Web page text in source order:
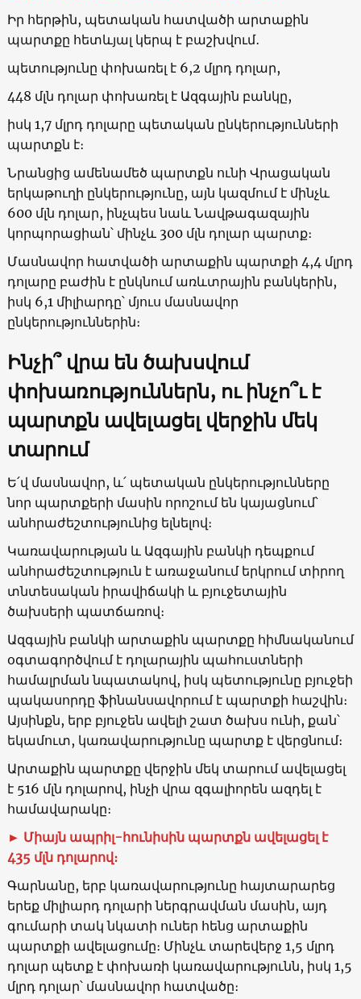
Իր հերթին, պետական հատվածի արտաքին
պարտքը հետևյալ կերպ է բաշխվում․
պետությունը փոխառել է 6,2 մլրդ դոլար,
448 մլն դոլար փոխառել է Ազգային բանկը,
իսկ 1,7 մլրդ դոլարը պետական ընկերությունների
պարտքն է։
Նրանցից ամենամեծ պարտքն ունի Վրացական
երկաթուղի ընկերությունը, այն կազմում է մինչև
600 մլն դոլար, ինչպես նաև Նավթագազային
կորպորացիան՝ մինչև 300 մլն դոլար պարտք։
Մասնավոր հատվածի արտաքին պարտքի 4,4 մլրդ
դոլարը բաժին է ընկնում առևտրային բանկերին,
իսկ 6,1 միլիարդը՝ մյուս մասնավոր
ընկերություններին։
Ինչի՞ վրա են ծախսվում
փոխառություններն, ու ինչո՞ւ է
պարտքն ավելացել վերջին մեկ
տարում
Ե՛վ մասնավոր, և՛ պետական ընկերությունները
նոր պարտքերի մասին որոշում են կայացնում՝
անհրաժեշտությունից ելնելով։
Կառավարության և Ազգային բանկի դեպքում
անհրաժեշտություն է առաջանում երկրում տիրող
տնտեսական իրավիճակի և բյուջետային
ծախսերի պատճառով։
Ազգային բանկի արտաքին պարտքը հիմնականում
օգտագործվում է դոլարային պահուստների
համալրման նպատակով, իսկ պետությունը բյուջեի
պակասորդը ֆինանսավորում է պարտքի հաշվին։
Այսինքն, երբ բյուջեն ավելի շատ ծախս ունի, քան՝
եկամուտ, կառավարությունը պարտք է վերցնում։
Արտաքին պարտքը վերջին մեկ տարում ավելացել
է 516 մլն դոլարով, ինչի վրա զգալիորեն ազդել է
համավարակը։
► Միայն ապրիլ-հունիսին պարտքն ավելացել է
435 մլն դոլարով։
Գարնանը, երբ կառավարությունը հայտարարեց
երեք միլիարդ դոլարի ներգրավման մասին, այդ
գումարի տակ նկատի ուներ հենց արտաքին
պարտքի ավելացումը։ Մինչև տարեվերջ 1,5 մլրդ
դոլար պետք է փոխառի կառավարությունն, իսկ 1,5
մլրդ դոլար՝ մասնավոր հատվածը։